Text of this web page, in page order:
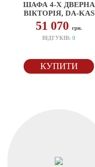
ШАФА 4-Х ДВЕРНА
ВІКТОРІЯ, DA-KAS
51 070грн.
ВІДГУКІВ:0
КУПИТИ